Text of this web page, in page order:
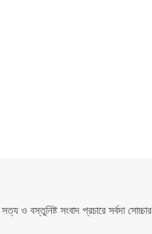
সত্য ও বস্তুনিষ্ট সংবাদ প্রচারে সর্বদা সোচ্চার